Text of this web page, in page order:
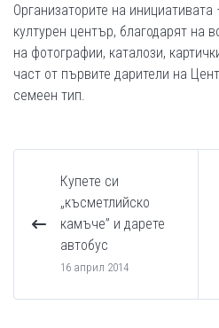
Организаторите на
културен център, благодарят на
на фотографии, каталози,
част от първите дарители на
семеен тип.
Купете си
„късметлийско
камъче” и дарете
автобус
16 април 2014